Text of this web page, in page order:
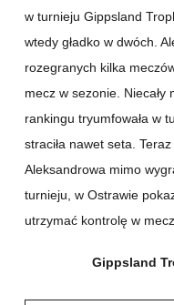
w turnieju Gippsland
wtedy gładko w dwóch.
rozegranych kilka
mecz w sezonie.
rankingu tryumfowała w
straciła nawet seta.
Aleksandrowa mimo
turnieju, w Ostrawie
utrzymać kontrolę w
Gippsland